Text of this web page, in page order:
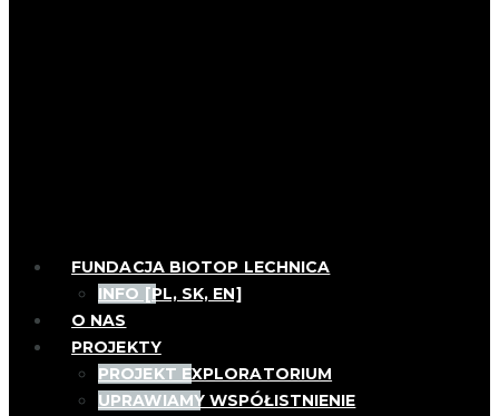
FUNDACJA BIOTOP LECHNICA
INFO [PL, SK, EN]
O NAS
PROJEKTY
PROJEKT EXPLORATORIUM
UPRAWIAMY WSPÓŁISTNIENIE